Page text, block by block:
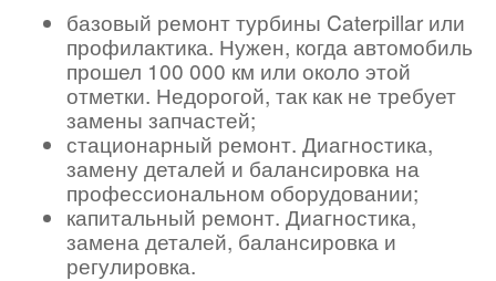
базовый ремонт турбины Caterpillar или
профилактика. Нужен, когда автомобиль
прошел 100 000 км или около этой
отметки. Недорогой, так как не требует
замены запчастей;
стационарный ремонт. Диагностика,
замену деталей и балансировка на
профессиональном оборудовании;
капитальный ремонт. Диагностика,
замена деталей, балансировка и
регулировка.